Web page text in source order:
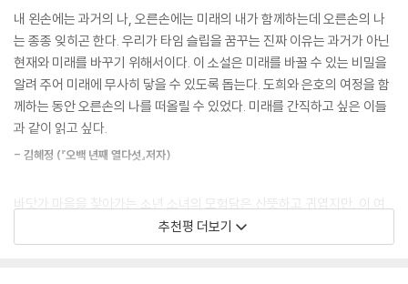
에서 자신들은 기억하지 못하는 12년 전 바닷가 사고와 자신들의 목숨을
구한 ‘수빈’이라는 사람이 있었다는 사실을 알게 된다. 혼란에 휩싸인 두 주
인공은 시끄러운 마음을 하루빨리 잠재우고 일상으로 돌아가고자 모든 사
건의 시작점인 바닷가 마을 소소리로 떠난다.
한편, 소꿉친구인 수빈의 사고 이후 고향을 도망치듯 떠난 나은은 최근 들
의 사고가 일어나기 직전의 상황이 펼쳐지는 이 꿈이 과거와 이어져 있음
한다. 하지만 꿈이 거듭될수록 누군가의 희생은 피할 수 없다는 것을 알게
되면서 나은은 절체절명의 고민에 빠진다.
내 왼손에는 과거의 나, 오른손에는 미래의 내가 함께하는데 오른손의 나
는 종종 잊히곤 한다. 우리가 타임 슬립을 꿈꾸는 진짜 이유는 과거가 아닌
현재와 미래를 바꾸기 위해서이다. 이 소설은 미래를 바꿀 수 있는 비밀을
알려 주어 미래에 무사히 닿을 수 있도록 돕는다. 도희와 은호의 여정을 함
께하는 동안 오른손의 나를 떠올릴 수 있었다. 미래를 간직하고 싶은 이들
과 같이 읽고 싶다.
- 김혜정 (『오백 년째 열다섯』저자)
바닷가 마을을 찾아가는 소년 소녀의 모험담은 산뜻하고 귀엽지만, 이 여
정의 처음과 끝에 놓인 질문과 답은 그리 쉽지도 가볍지도 않다. 기적을 향
해 달리는 타임 슬리퍼가 그들의 반대 방향에서 출발했기 때문에. 하지만
추천평 더보기